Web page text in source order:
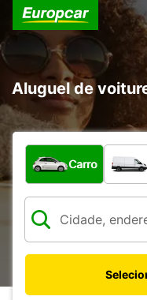
Aluguel de
Qual tipo de veículo?
Carro